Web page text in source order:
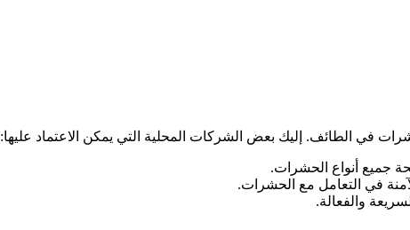
في الطائف. إليك بعض الشركات المحلية التي يمكن الاعتماد عليها:
جميع أنواع الحشرات.
في التعامل مع الحشرات.
والفعالة.